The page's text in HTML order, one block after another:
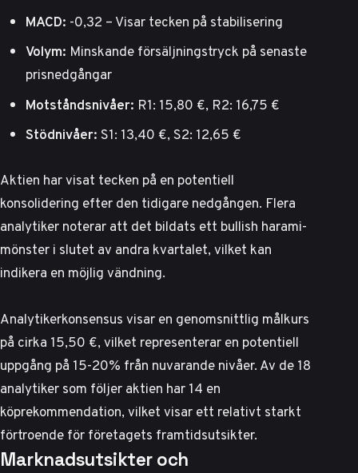
MACD: -0,32 – Visar tecken på stabilisering
Volym: Minskande försäljningstryck på senaste
prisnedgångar
Motståndsnivåer: R1: 15,80 €, R2: 16,75 €
Stödnivåer:S1: 13,40 €, S2: 12,65 €
Aktien har visat tecken på en potentiell
konsolidering efter den tidigare nedgången. Flera
analytikernoterar att det bildats ett bullish harami-
mönster i slutet av andra kvartalet, vilket kan
indikera en möjlig vändning.
Analytikerkonsensus visar en genomsnittlig målkurs
på cirka 15,50 €, vilket representerar en potentiell
uppgång på 15-20% från nuvarande nivåer. Av de 18
analytiker som följer aktien har 14 en
köprekommendation, vilket visar ett relativt starkt
förtroende för företagets framtidsutsikter.
Marknadsutsikter och